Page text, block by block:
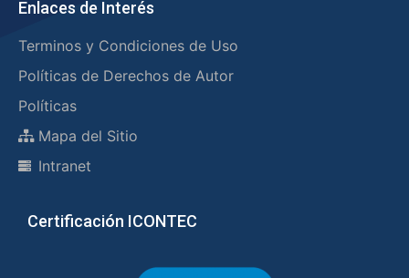
Certificación ICONTEC
Enlaces de Interés
Terminos y Condiciones de Uso
Políticas de Derechos de Autor
Políticas
Mapa del Sitio
Intranet